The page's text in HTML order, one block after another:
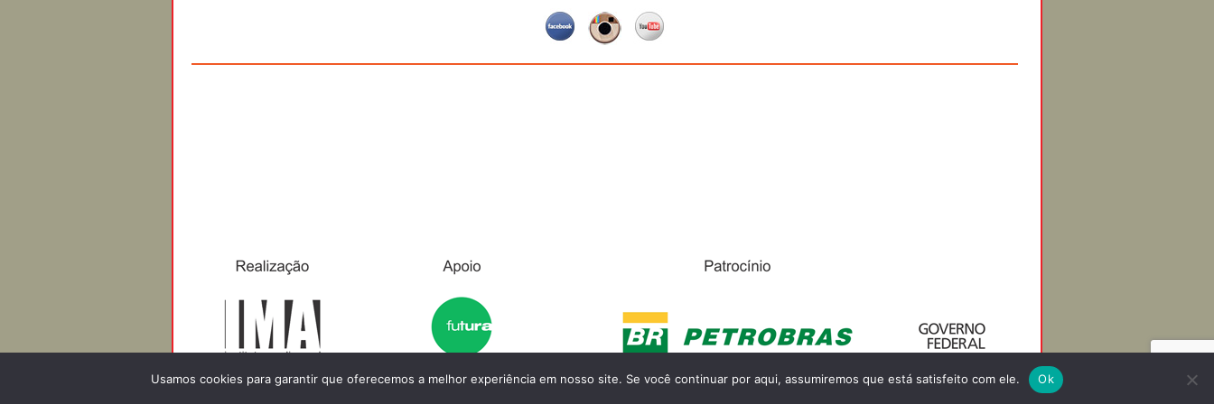
Usamos cookies para garantir que oferecemos a melhor experiência em nosso site. Se você continuar por aqui, assumiremos que está satisfeito com ele. Ok